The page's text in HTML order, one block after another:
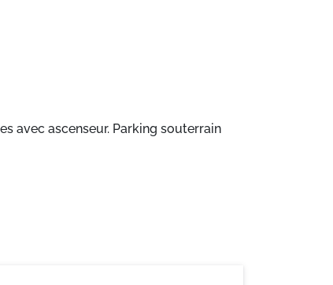
avec ascenseur. Parking souterrain